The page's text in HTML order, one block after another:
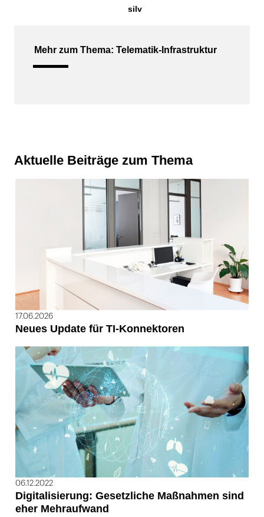
silv
Mehr zum Thema: Telematik-Infrastruktur
Aktuelle Beiträge zum Thema
17.06.2026
Neues Update für TI-Konnektoren
06.12.2022
Digitalisierung: Gesetzliche Maßnahmen sind
eher Mehraufwand